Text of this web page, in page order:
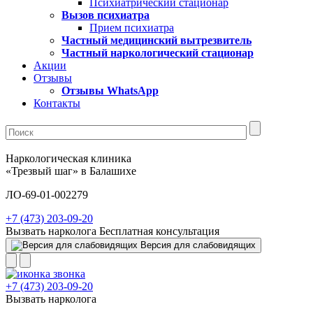
Психиатрический стационар
Вызов психиатра
Прием психиатра
Частный медицинский вытрезвитель
Частный наркологический стационар
Акции
Отзывы
Отзывы WhatsApp
Контакты
Наркологическая клиника
«Трезвый шаг» в Балашихе
ЛО-69-01-002279
+7 (473) 203-09-20
Вызвать нарколога Бесплатная консультация
Версия для слабовидящих
+7 (473) 203-09-20
Вызвать нарколога